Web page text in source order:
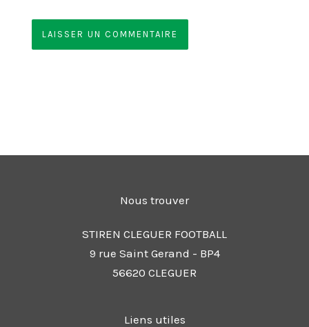
Nous trouver
STIREN CLEGUER FOOTBALL
9 rue Saint Gerand - BP4
56620 CLEGUER
Liens utiles